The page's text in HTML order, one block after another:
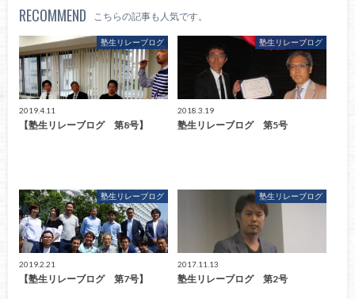
RECOMMEND こちらの記事も人気です。
塾生リレーブログ
2019.4.11
【塾生リレーブログ 第8号】
塾生リレーブログ
2018.3.19
塾生リレーブログ 第5号
塾生リレーブログ
2019.2.21
【塾生リレーブログ 第7号】
塾生リレーブログ
2017.11.13
塾生リレーブログ 第2号